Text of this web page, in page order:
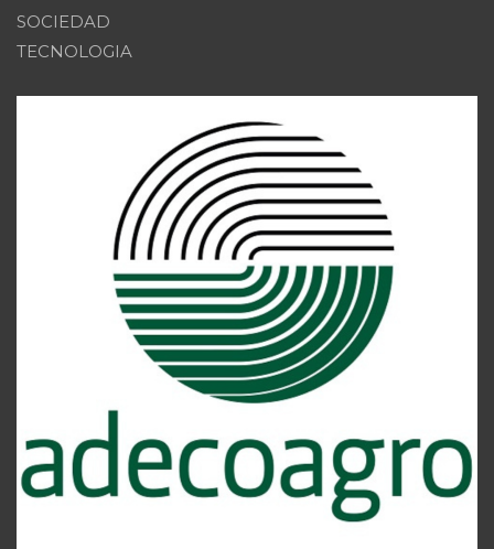
SOCIEDAD
TECNOLOGIA